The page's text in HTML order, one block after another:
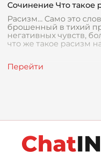
Сочинение Что такое
Расизм… Само это
брошенный в тихий
негативных чувств,
что же такое расизм